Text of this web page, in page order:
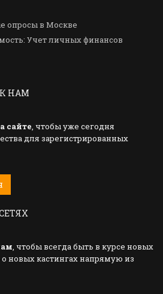
опросы в Москве
Учет личных финансов
НАМ
сайте, чтобы уже сегодня
для зарегистрированных
, чтобы всегда быть в курсе новых
новых кастингах напрямую из